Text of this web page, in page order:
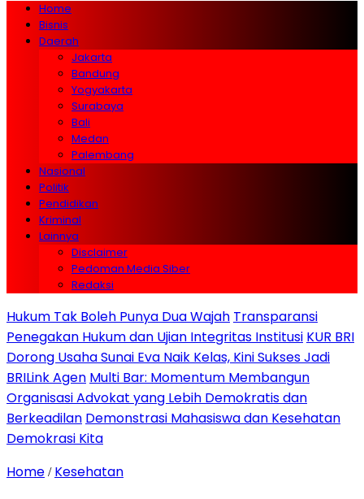
Home
Bisnis
Daerah
Jakarta
Bandung
Yogyakarta
Surabaya
Bali
Medan
Palembang
Nasional
Politik
Pendidikan
Kriminal
Lainnya
Disclaimer
Pedoman Media Siber
Redaksi
Hukum Tak Boleh Punya Dua Wajah Transparansi
Penegakan Hukum dan Ujian Integritas Institusi KUR BRI
Dorong Usaha Sunai Eva Naik Kelas, Kini Sukses Jadi
BRILink Agen Multi Bar: Momentum Membangun
Organisasi Advokat yang Lebih Demokratis dan
Berkeadilan Demonstrasi Mahasiswa dan Kesehatan
Demokrasi Kita
Home / Kesehatan